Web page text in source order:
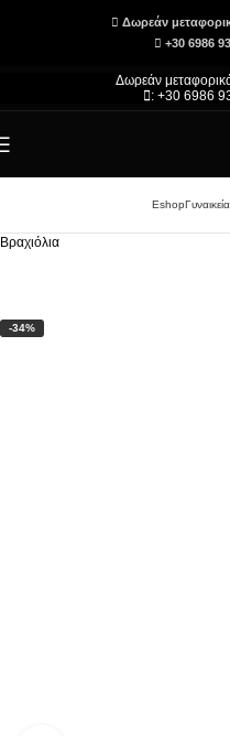
Δωρεάν
+30 6986
Δωρεάν
: +30 6986
EshopΓυναικεία
Βραχιόλια
-34%